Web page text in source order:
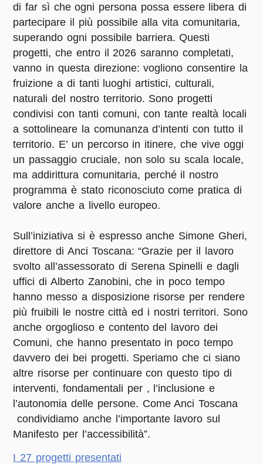
di far sì che ogni persona possa essere libera di
partecipare il più possibile alla vita comunitaria,
superando ogni possibile barriera. Questi
progetti, che entro il 2026 saranno completati,
vanno in questa direzione: vogliono consentire la
fruizione a di tanti luoghi artistici, culturali,
naturali del nostro territorio. Sono progetti
condivisi con tanti comuni, con tante realtà locali
a sottolineare la comunanza d’intenti con tutto il
territorio. E’ un percorso in itinere, che vive oggi
un passaggio cruciale, non solo su scala locale,
ma addirittura comunitaria, perché il nostro
programma è stato riconosciuto come pratica di
valore anche a livello europeo.
Sull’iniziativa si è espresso anche Simone Gheri,
direttore di Anci Toscana: “Grazie per il lavoro
svolto all’assessorato di Serena Spinelli e dagli
uffici di Alberto Zanobini, che in poco tempo
hanno messo a disposizione risorse per rendere
più fruibili le nostre città ed i nostri territori. Sono
anche orgoglioso e contento del lavoro dei
Comuni, che hanno presentato in poco tempo
davvero dei bei progetti. Speriamo che ci siano
altre risorse per continuare con questo tipo di
interventi, fondamentali per , l’inclusione e
l’autonomia delle persone. Come Anci Toscana
condividiamo anche l’importante lavoro sul
Manifesto per l’accessibilità”.
I 27 progetti presentati